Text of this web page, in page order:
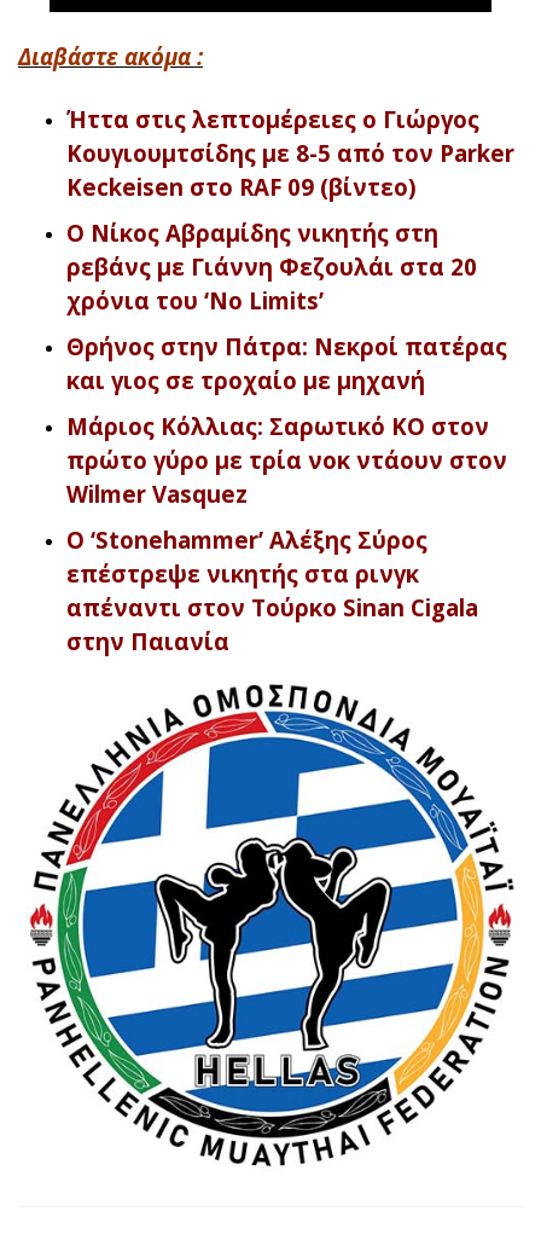
Διαβάστε ακόμα :
Ήττα στις λεπτομέρειες ο Γιώργος
Κουγιουμτσίδης με 8-5 από τον Parker
Keckeisen στο RAF 09 (βίντεο)
Ο Νίκος Αβραμίδης νικητής στη
ρεβάνς με Γιάννη Φεζουλάι στα 20
χρόνια του ‘No Limits’
Θρήνος στην Πάτρα: Νεκροί πατέρας
και γιος σε τροχαίο με μηχανή
Μάριος Κόλλιας: Σαρωτικό KO στον
πρώτο γύρο με τρία νοκ ντάουν στον
Wilmer Vasquez
O ‘Stonehammer’ Αλέξης Σύρος
επέστρεψε νικητής στα ρινγκ
απέναντι στον Τούρκο Sinan Cigala
στην Παιανία